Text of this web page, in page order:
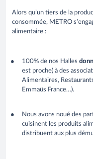
Alors qu’un tiers de la
consommée, METRO
alimentaire :
100% de nos Halles
est proche) à des
Alimentaires,
Emmaüs France…).
Nous avons noué des
cuisinent les produits
distribuent aux plus